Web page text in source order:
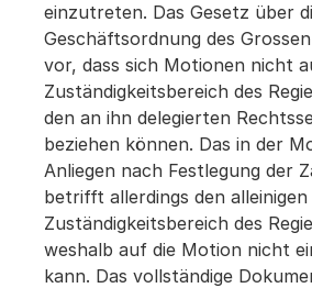
einzutreten. Das Gesetz über
Geschäftsordnung des
vor, dass sich Motionen nicht
Zuständigkeitsbereich des
den an ihn delegierten
beziehen können. Das in der
Anliegen nach Festlegung der
betrifft allerdings den alleinigen
Zuständigkeitsbereich des
weshalb auf die Motion nicht
kann. Das vollständige